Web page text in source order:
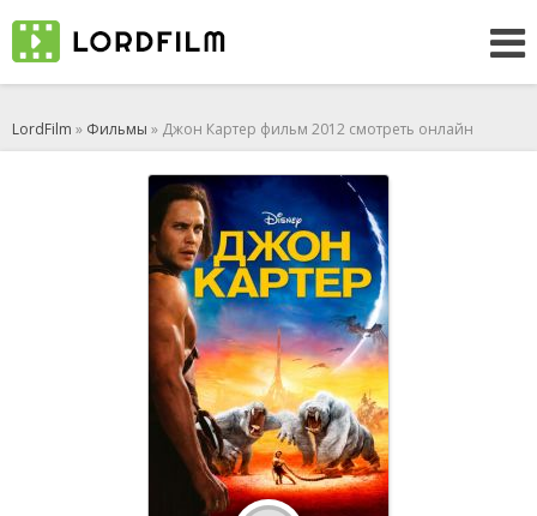
LordFilm » Фильмы » Джон Картер фильм 2012 смотреть онлайн